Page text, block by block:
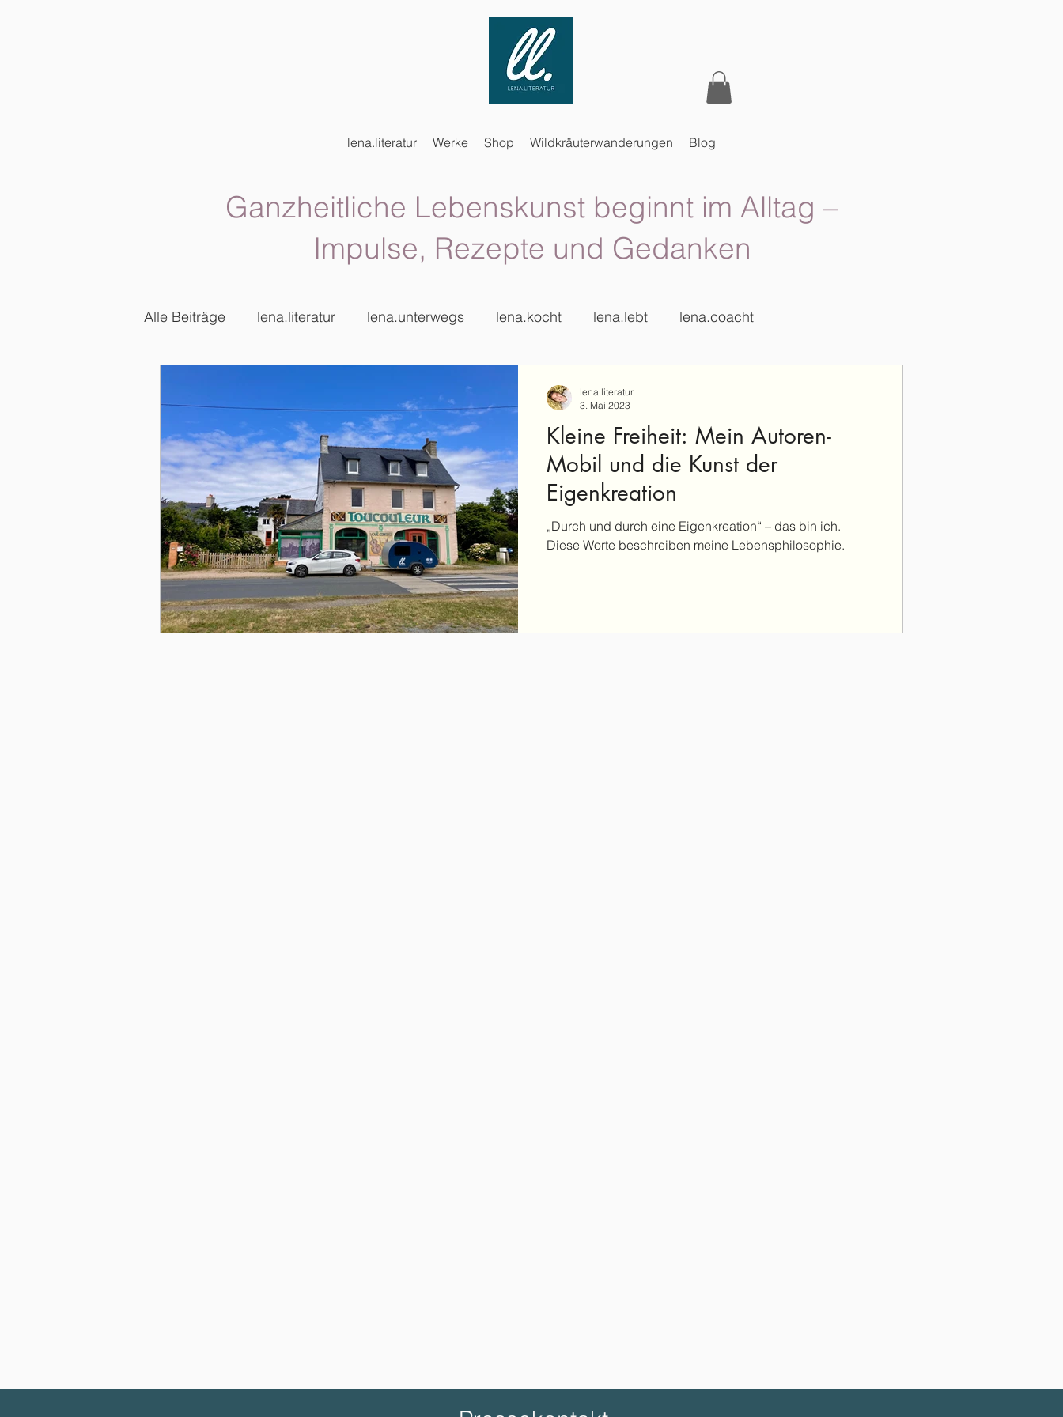
lena.literatur Werke Shop Wildkräuterwanderungen Blog
Ganzheitliche Lebenskunst beginnt im Alltag –
Impulse, Rezepte und Gedanken
Alle Beiträge lena.literatur lena.unterwegs lena.kocht lena.lebt lena.coacht
Kleine Freiheit: Mein Autoren-
Mobil und die Kunst der
Eigenkreation
„Durch und durch eine Eigenkreation“ – das bin ich.
Diese Worte beschreiben meine Lebensphilosophie.
lena.literatur
3. Mai 2023